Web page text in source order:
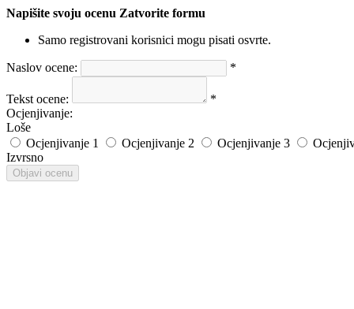
Napišite svoju ocenu Zatvorite formu
Samo registrovani korisnici mogu pisati osvrte.
Naslov ocene: *
Tekst ocene:
*
Ocjenjivanje:
Loše
Ocjenjivanje 1
Ocjenjivanje 2 Ocjenjivanje 3
Izvrsno